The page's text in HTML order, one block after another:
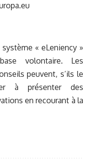
« eLeniency »
volontaire. Les
peuvent, s’ils le
à présenter des
en recourant à la